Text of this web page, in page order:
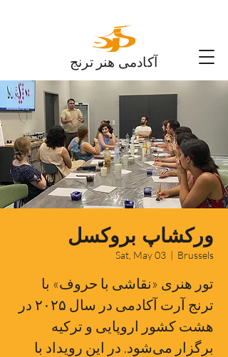
آکادمی هنر ترنج
ورکشاپ بروکسل
Sat, May 03
  |
Brussels
تور هنری «نقاشی با حروف» با
ترنج آرت آکادمی در سال ۲۰۲۵ در
هشت کشور اروپایی و ترکیه
برگزار می‌شود. در این رویداد با